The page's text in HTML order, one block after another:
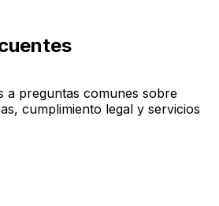
a preguntas comunes sobre
cumplimiento legal y servicios